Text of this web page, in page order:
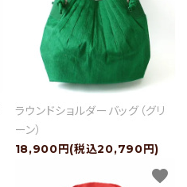
ラウンドショルダーバッグ（グリ
ーン）
18,900円(税込20,790円)
favorite